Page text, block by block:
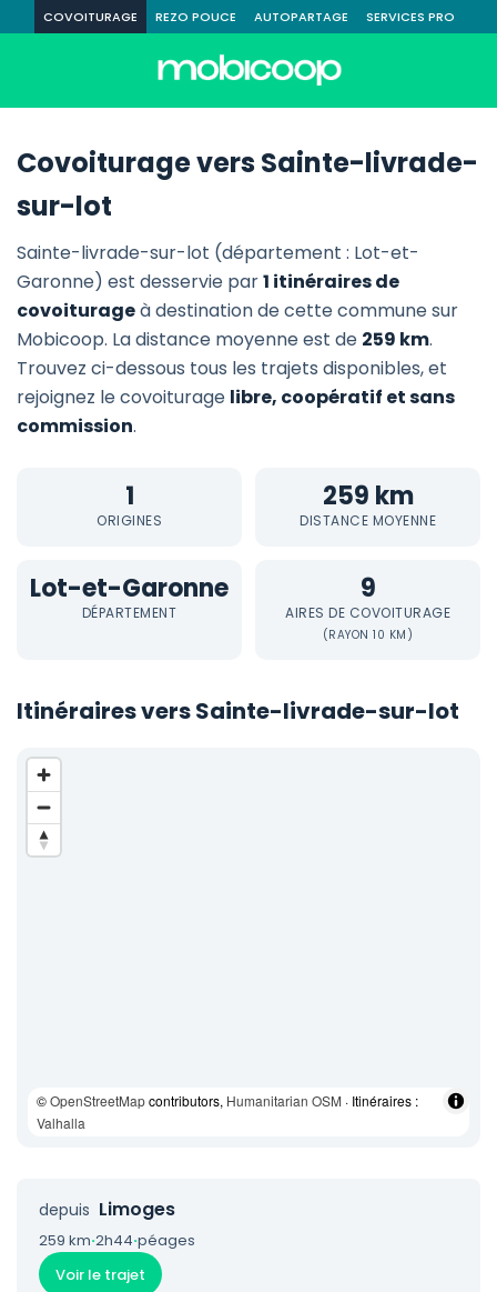
COVOITURAGE REZO POUCE AUTOPARTAGE SERVICES PRO
Covoiturage vers Sainte-livrade-
sur-lot
Sainte-livrade-sur-lot (département : Lot-et-
Garonne) est desservie par1 itinéraires de
covoiturageà destination de cette commune sur
Mobicoop. La distance moyenne est de 259 km.
Trouvez ci-dessous tous les trajets disponibles, et
rejoignez le covoiturage libre, coopératif et sans
commission.
1
ORIGINES
259 km
DISTANCE MOYENNE
Lot-et-Garonne
DÉPARTEMENT
9
AIRES DE COVOITURAGE
(RAYON 10 KM)
Itinéraires vers Sainte-livrade-sur-lot
©OpenStreetMapcontributors, Humanitarian OSM · Itinéraires :
Valhalla
depuis Limoges
259 km·2h44·péages
Voir le trajet